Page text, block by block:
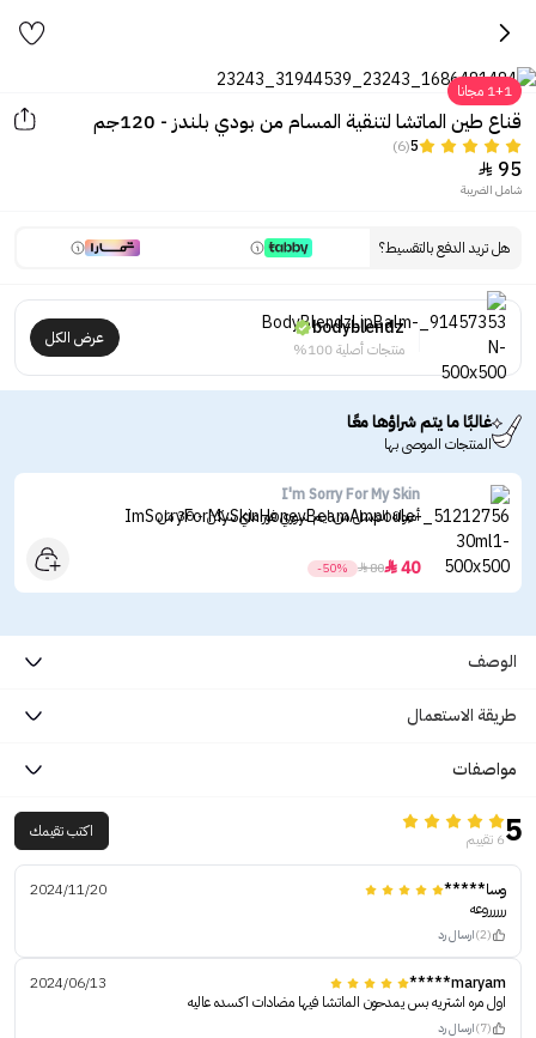
1+1 مجانا
قناع طين الماتشا لتنقية المسام من بودي بلندز - 120جم
5
(6)
95

شامل الضريبة
هل تريد الدفع بالتقسيط؟
bodyblendz
منتجات أصلية 100%
عرض الكل
غالبًا ما يتم شراؤها معًا
المنتجات الموصى بها
I'm Sorry For My Skin
أمبولة العسل من ايم سوري فور ماي سكن - 30 مل
40

80

-50%
الوصف
طريقة الاستعمال
مواصفات
56 تقييم اكتب تقيمك
وسا*****
2024/11/20
ررررروعه
(2) ارسال رد
maryam*****
2024/06/13
اول مره اشتريه بس يمدحون الماتشا فيها مضادات اكسده عاليه
(7) ارسال رد